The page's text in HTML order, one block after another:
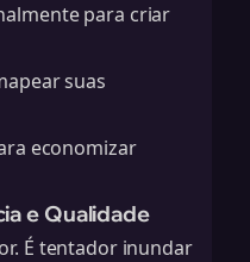
para criar
suas
economizar
e Qualidade
É tentador inundar